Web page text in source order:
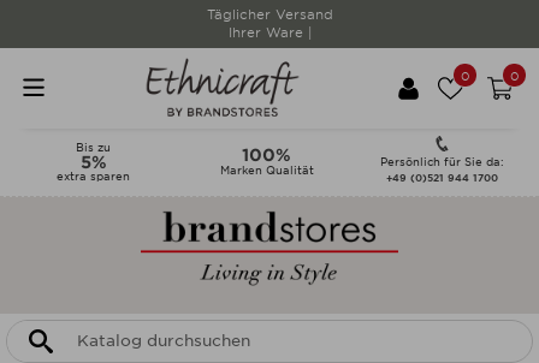
Täglicher Versand
Ihrer Ware |
0 0
Bis zu
5%
extra sparen
100%
Marken Qualität
Persönlich für Sie da:
+49 (0)521 944 1700